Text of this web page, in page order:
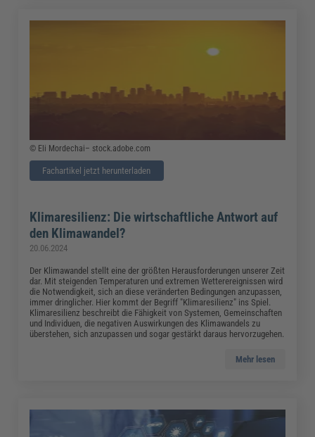
© Eli Mordechai– stock.adobe.com
Fachartikel jetzt herunterladen
Klimaresilienz: Die wirtschaftliche Antwort auf
den Klimawandel?
20.06.2024
Der Klimawandel stellt eine der größten Herausforderungen unserer Zeit
dar. Mit steigenden Temperaturen und extremen Wetterereignissen wird
die Notwendigkeit, sich an diese veränderten Bedingungen anzupassen,
immer dringlicher. Hier kommt der Begriff "Klimaresilienz" ins Spiel.
Klimaresilienz beschreibt die Fähigkeit von Systemen, Gemeinschaften
und Individuen, die negativen Auswirkungen des Klimawandels zu
überstehen, sich anzupassen und sogar gestärkt daraus hervorzugehen.
Mehr lesen